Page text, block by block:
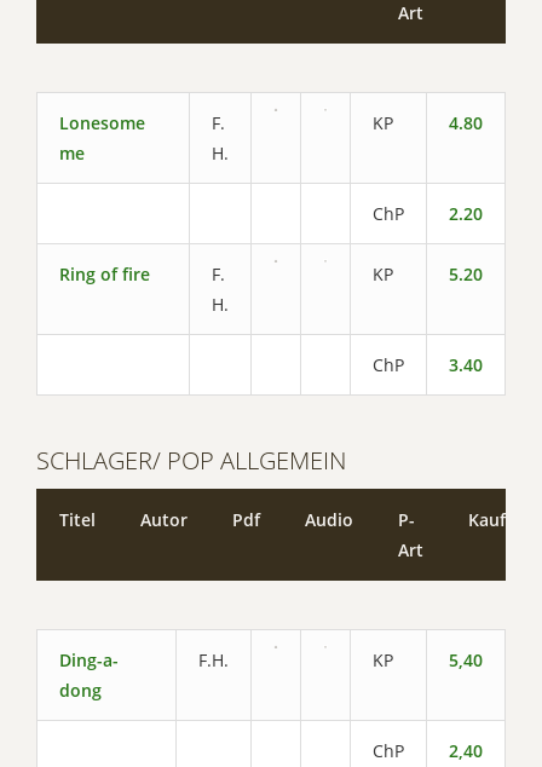
Art
Lonesome
me
F.
H.
KP 4.80
ChP 2.20
Ring of fire
F.
H.
KP 5.20
ChP 3.40
SCHLAGER/ POP ALLGEMEIN
Titel Autor Pdf Audio
P-
Art
Kaufen
Ding-a-
dong
F.H. KP 5,40
ChP 2,40